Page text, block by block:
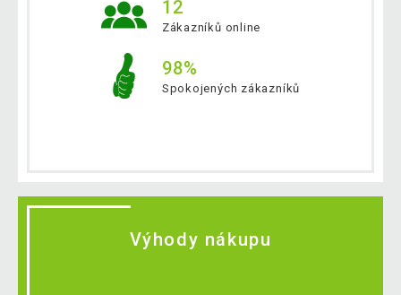
12
Zákazníků online
98%
Spokojených zákazníků
Výhody nákupu